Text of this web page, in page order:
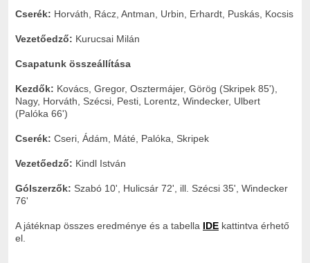
Cserék: Horváth, Rácz, Antman, Urbin, Erhardt, Puskás, Kocsis
Vezetőedző: Kurucsai Milán
Csapatunk összeállítása
Kezdők: Kovács, Gregor, Osztermájer, Görög (Skripek 85'),
Nagy, Horváth, Szécsi, Pesti, Lorentz, Windecker, Ulbert
(Palóka 66')
Cserék: Cseri, Ádám, Máté, Palóka, Skripek
Vezetőedző: Kindl István
Gólszerzők: Szabó 10', Hulicsár 72', ill. Szécsi 35', Windecker
76'
A játéknap összes eredménye és a tabella IDE kattintva érhető
el.